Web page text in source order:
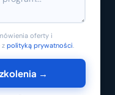
oferty i
z polityką prywatności.
→